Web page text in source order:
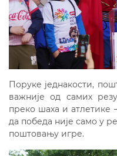
Поруке једнакости,
важније од самих
преко шаха и атлетике
да победа није само у
поштовању игре.